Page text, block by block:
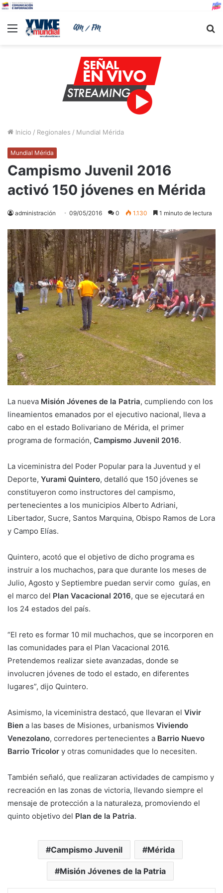
Menu
Inicio / Regionales / Mundial Mérida
Mundial Mérida
Campismo Juvenil 2016
activó 150 jóvenes en Mérida
administración 09/05/2016 0 1.130 1 minuto de lectura
La nueva Misión Jóvenes de la Patria, cumpliendo con los
lineamientos emanados por el ejecutivo nacional, lleva a
cabo en el estado Bolivariano de Mérida, el primer
programa de formación, Campismo Juvenil 2016.
La viceministra del Poder Popular para la Juventud y el
Deporte, Yurami Quintero, detalló que 150 jóvenes se
constituyeron como instructores del campismo,
pertenecientes a los municipios Alberto Adriani,
Libertador, Sucre, Santos Marquina, Obispo Ramos de Lora
y Campo Elías.
Quintero, acotó que el objetivo de dicho programa es
instruir a los muchachos, para que durante los meses de
Julio, Agosto y Septiembre puedan servir como guías, en
el marco del Plan Vacacional 2016, que se ejecutará en
los 24 estados del país.
“El reto es formar 10 mil muchachos, que se incorporen en
las comunidades para el Plan Vacacional 2016.
Pretendemos realizar siete avanzadas, donde se
involucren jóvenes de todo el estado, en diferentes
lugares”, dijo Quintero.
Asimismo, la viceministra destacó, que llevaran el Vivir
Bien a las bases de Misiones, urbanismos Viviendo
Venezolano, corredores pertenecientes a Barrio Nuevo
Barrio Tricolor y otras comunidades que lo necesiten.
También señaló, que realizaran actividades de campismo y
recreación en las zonas de victoria, llevando siempre el
mensaje de protección a la naturaleza, promoviendo el
quinto objetivo del Plan de la Patria.
Campismo Juvenil Mérida
Misión Jóvenes de la Patria